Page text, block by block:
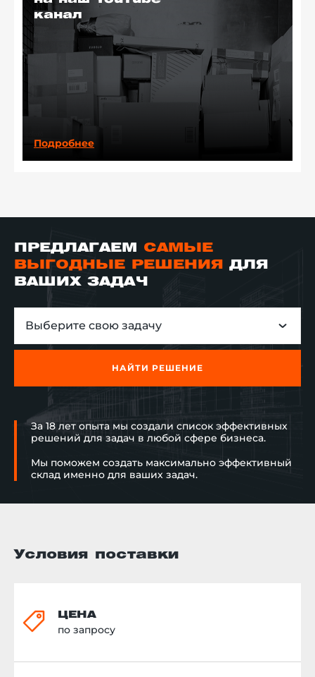
канал
Подробнее
ПРЕДЛАГАЕМ САМЫЕ
ВЫГОДНЫЕ РЕШЕНИЯ
ДЛЯ
ВАШИХ ЗАДАЧ
Выберите свою задачу
НАЙТИ РЕШЕНИЕ
За 18 лет опыта мы создали список эффективных
решений для задач в любой сфере бизнеса.
Мы поможем создать максимально эффективный
склад именно для ваших задач.
Условия поставки
ЦЕНА
по запросу